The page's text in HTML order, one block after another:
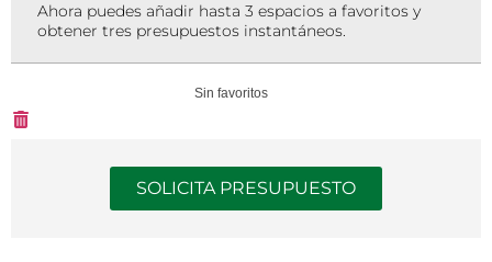
Ahora puedes añadir hasta 3 espacios a favoritos y
obtener tres presupuestos instantáneos.
Sin favoritos
SOLICITA PRESUPUESTO